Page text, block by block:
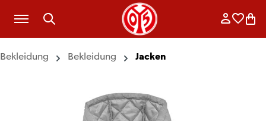
Zum Hauptinhalt springen
Bekleidung Bekleidung Jacken